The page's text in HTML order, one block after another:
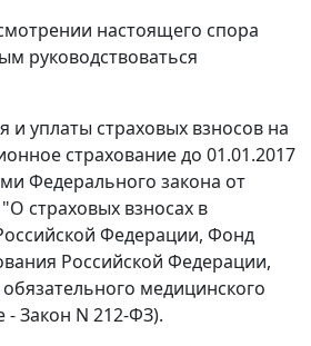
настоящего спора
руководствоваться
и уплаты страховых взносов на
страхование до 01.01.2017
Федерального закона от
страховых взносах в
Федерации, Фонд
Российской Федерации,
медицинского
- Закон N 212-ФЗ).